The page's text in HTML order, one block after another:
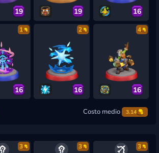
19 19 16
1
16
2
16
4
16
Costo medio 3.14
3 3 3